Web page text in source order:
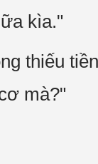
kìa."
thiếu
mà?"